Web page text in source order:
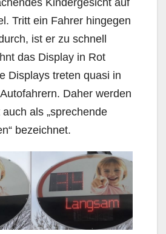
Tritt ein Fahrer hingegen
ist er zu schnell
das Display in Rot
Displays treten quasi in
Daher werden
als „sprechende
bezeichnet.